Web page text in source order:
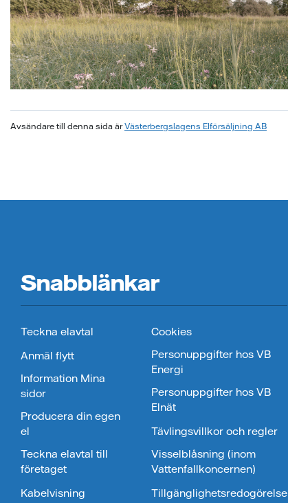
Avsändare till denna sida ärVästerbergslagens Elförsäljning AB
Snabblänkar
Teckna elavtal
Anmäl flytt
Information Mina
sidor
Producera din egen
el
Teckna elavtal till
företaget
Kabelvisning
Cookies
Personuppgifter hos VB
Energi
Personuppgifter hos VB
Elnät
Tävlingsvillkor och regler
Visselblåsning (inom
Vattenfallkoncernen)
Tillgänglighetsredogörelse